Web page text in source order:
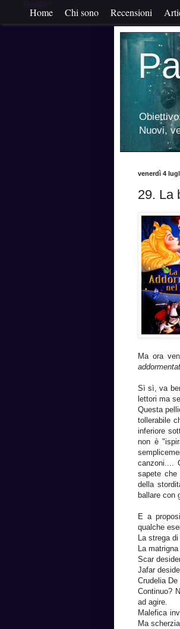
Google+
Home Chi sono Recensioni
Nuovi,
venerdì 4
29. La
Ma ora
Sì sì, va
lettori ma
Questa
tollerabile
inferiore
non è
canzoni....
sapete
della
ballare con
E a
qualche
La strega di
La matrigna
Scar
Jafar
Crudelia
Continuo?
ad agire.
Malefica
Ma